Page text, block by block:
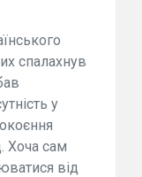
спалахнув
у
Хоча сам
від